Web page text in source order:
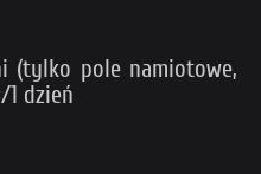
(tylko pole namiotowe,
1 dzień